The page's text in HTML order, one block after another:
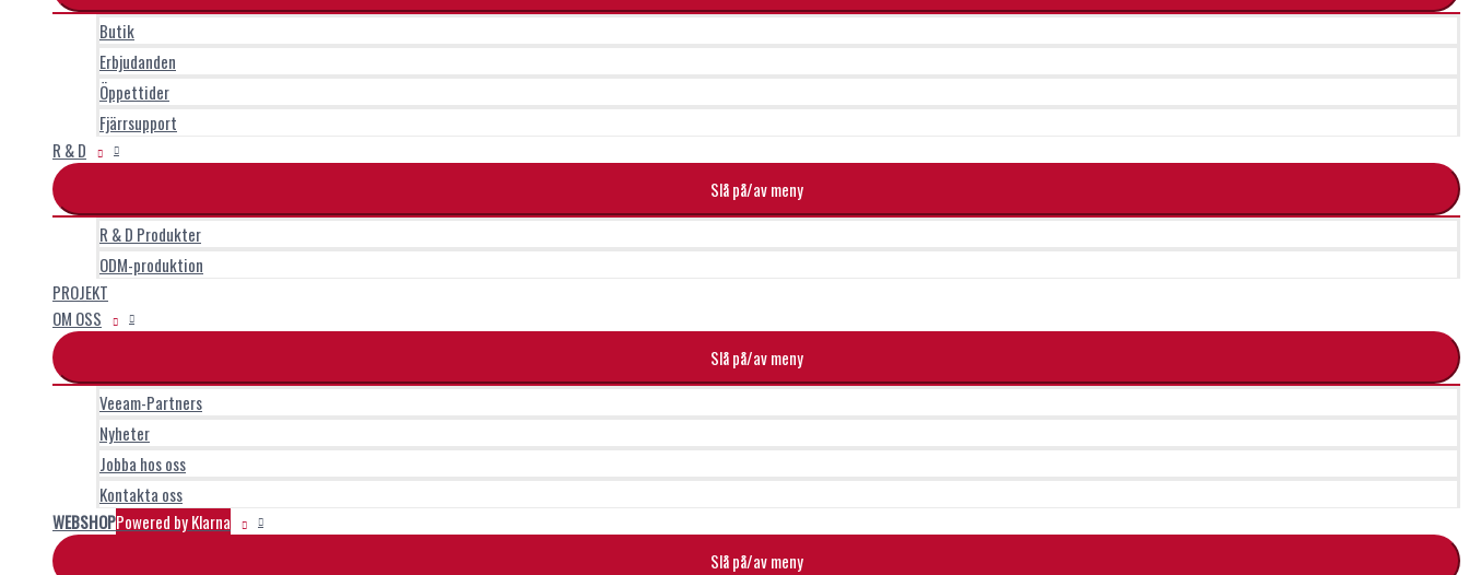
Butik
Erbjudanden
Öppettider
Fjärrsupport
R & D
Slå på/av meny
R & D Produkter
ODM-produktion
PROJEKT
OM OSS
Slå på/av meny
Veeam-Partners
Nyheter
Jobba hos oss
Kontakta oss
WEBSHOPPowered by Klarna
Slå på/av meny